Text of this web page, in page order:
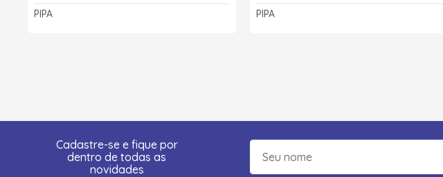
PIPA PIPA
Cadastre-se e fique por
dentro de todas as
novidades